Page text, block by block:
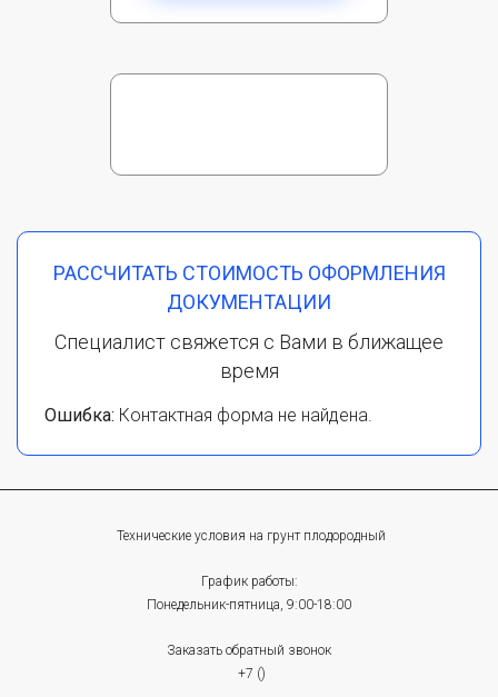
РАССЧИТАТЬ СТОИМОСТЬ ОФОРМЛЕНИЯ
ДОКУМЕНТАЦИИ
Специалист свяжется с Вами в ближащее
время
Ошибка: Контактная форма не найдена.
Технические условия на грунт плодородный
График работы:
Понедельник-пятница, 9:00-18:00
Заказать обратный звонок
+7 ()